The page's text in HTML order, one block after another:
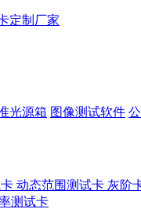
定制厂家
光源箱 图像测试软件
动态范围测试卡 灰阶
测试卡